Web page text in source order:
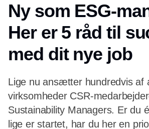
Ny som ESG-
Her er 5 råd til
med dit nye job
Lige nu ansætter hundredvis af
virksomheder CSR-
Sustainability Managers. Er du
lige er startet, har du her en